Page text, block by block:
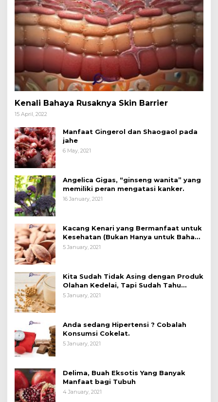
Kenali Bahaya Rusaknya Skin Barrier
15 April, 2022
Manfaat Gingerol dan Shaogaol pada
jahe
6 May, 2021
Angelica Gigas, “ginseng wanita” yang
memiliki peran mengatasi kanker.
16 January, 2021
Kacang Kenari yang Bermanfaat untuk
Kesehatan (Bukan Hanya untuk Bahan
Kue)
5 January, 2021
Kita Sudah Tidak Asing dengan Produk
Olahan Kedelai, Tapi Sudah Tahu
Manfaatnya untuk Kesehatan?
5 January, 2021
Anda sedang Hipertensi ? Cobalah
Konsumsi Cokelat.
5 January, 2021
Delima, Buah Eksotis Yang Banyak
Manfaat bagi Tubuh
4 January, 2021